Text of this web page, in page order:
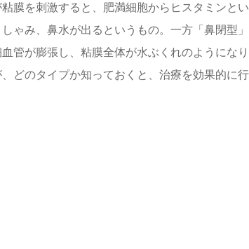
膜を刺激すると、肥満細胞からヒスタミンと
ゃみ、鼻水が出るというもの。一方「鼻閉型」
管が膨張し、粘膜全体が水ぶくれのようにな
どのタイプか知っておくと、治療を効果的に